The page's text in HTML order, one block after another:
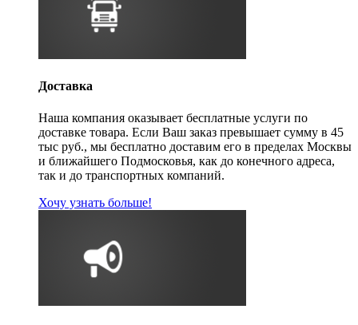
Доставка
Наша компания оказывает бесплатные услуги по
доставке товара. Если Ваш заказ превышает сумму в 45
тыс руб., мы бесплатно доставим его в пределах Москвы
и ближайшего Подмосковья, как до конечного адреса,
так и до транспортных компаний.
Хочу узнать больше!